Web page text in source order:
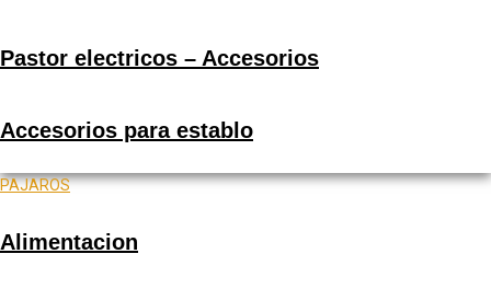
Pastor electricos – Accesorios
Accesorios para establo
PAJAROS
Alimentacion